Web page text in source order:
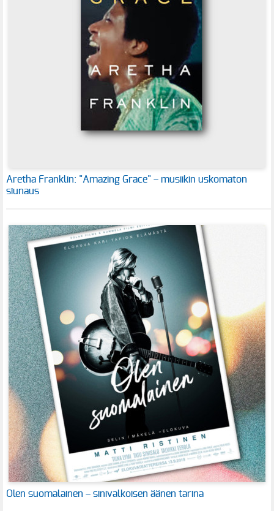
Aretha Franklin: "Amazing Grace" – musiikin uskomaton
siunaus
Olen suomalainen – sinivalkoisen äänen tarina